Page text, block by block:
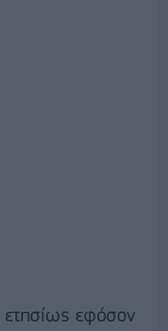
ετησίως εφόσον